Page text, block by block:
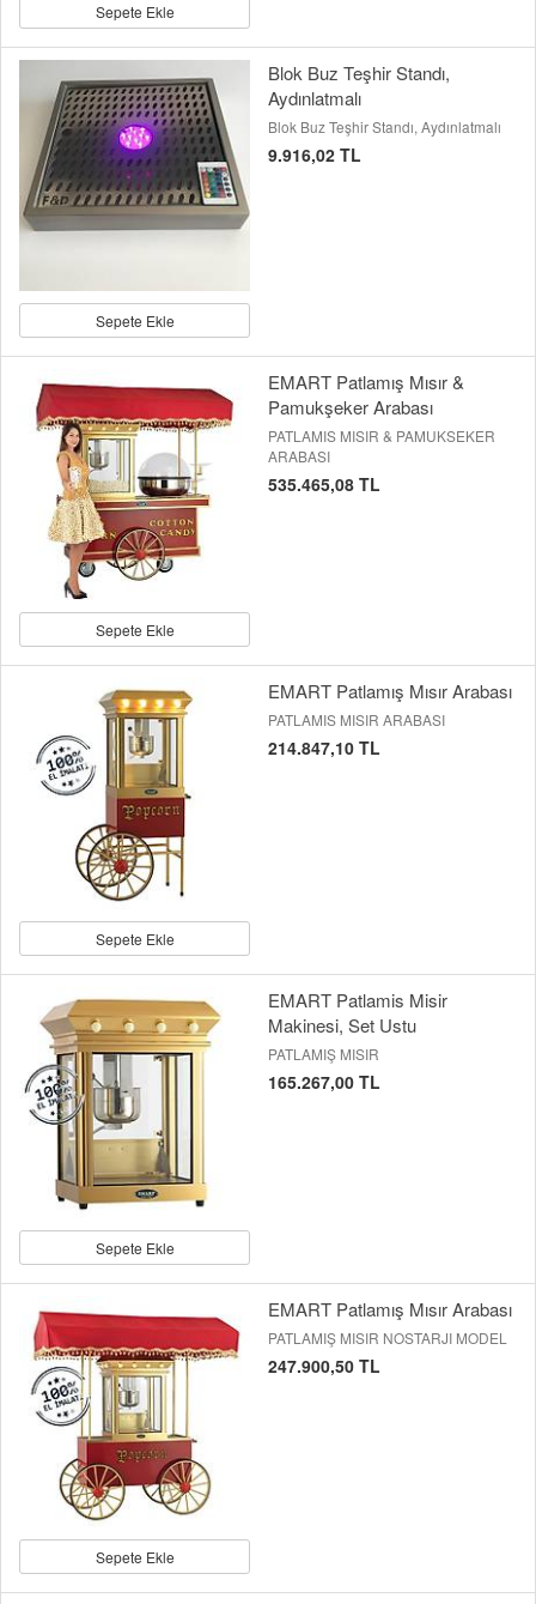
Sepete Ekle
Sepete Ekle
Blok Buz Teşhir Standı,
Aydınlatmalı
Blok Buz Teşhir Standı, Aydınlatmalı
9.916,02 TL
Sepete Ekle
EMART Patlamış Mısır &
Pamukşeker Arabası
PATLAMIS MISIR & PAMUKSEKER
ARABASI
535.465,08 TL
Sepete Ekle
EMART Patlamış Mısır Arabası
PATLAMIS MISIR ARABASI
214.847,10 TL
Sepete Ekle
EMART Patlamis Misir
Makinesi, Set Ustu
PATLAMIŞ MISIR
165.267,00 TL
Sepete Ekle
EMART Patlamış Mısır Arabası
PATLAMIŞ MISIR NOSTARJI MODEL
247.900,50 TL